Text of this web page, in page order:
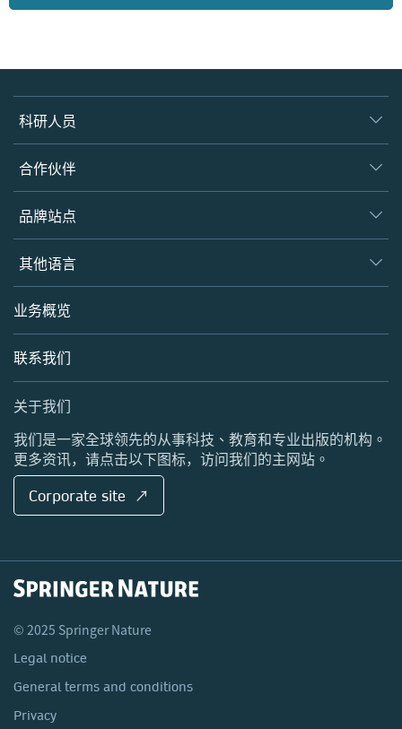
科研人员
产品
图书馆
作者
合作伙伴
学会
合作伙伴
品牌站点
Springer
Nature Research
BiomedCentral
其他语言
英语站点
业务概览
联系我们
关于我们
我们是一家全球领先的从事科技、教育和专业出版的机构。
更多资讯，请点击以下图标，访问我们的主网站。
Corporate site ↗
© 2025 Springer Nature
Legal notice
General terms and conditions
Privacy